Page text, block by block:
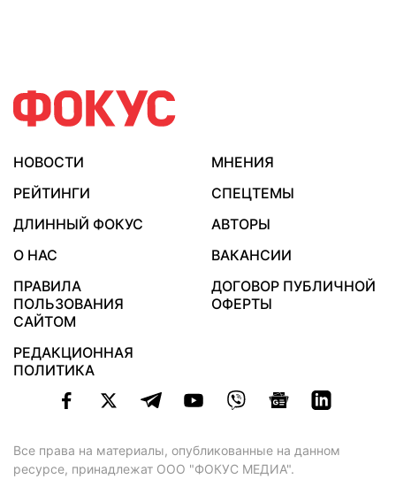
НОВОСТИ
МНЕНИЯ
РЕЙТИНГИ
СПЕЦТЕМЫ
ДЛИННЫЙ ФОКУС
АВТОРЫ
О НАС
ВАКАНСИИ
ПРАВИЛА
ПОЛЬЗОВАНИЯ
САЙТОМ
ДОГОВОР ПУБЛИЧНОЙ
ОФЕРТЫ
РЕДАКЦИОННАЯ
ПОЛИТИКА
Все права на материалы, опубликованные на данном
ресурсе, принадлежат ООО "ФОКУС МЕДИА".